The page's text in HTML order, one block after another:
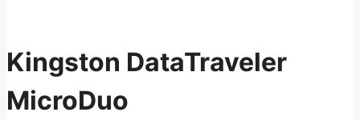
Kingston DataTraveler
MicroDuo